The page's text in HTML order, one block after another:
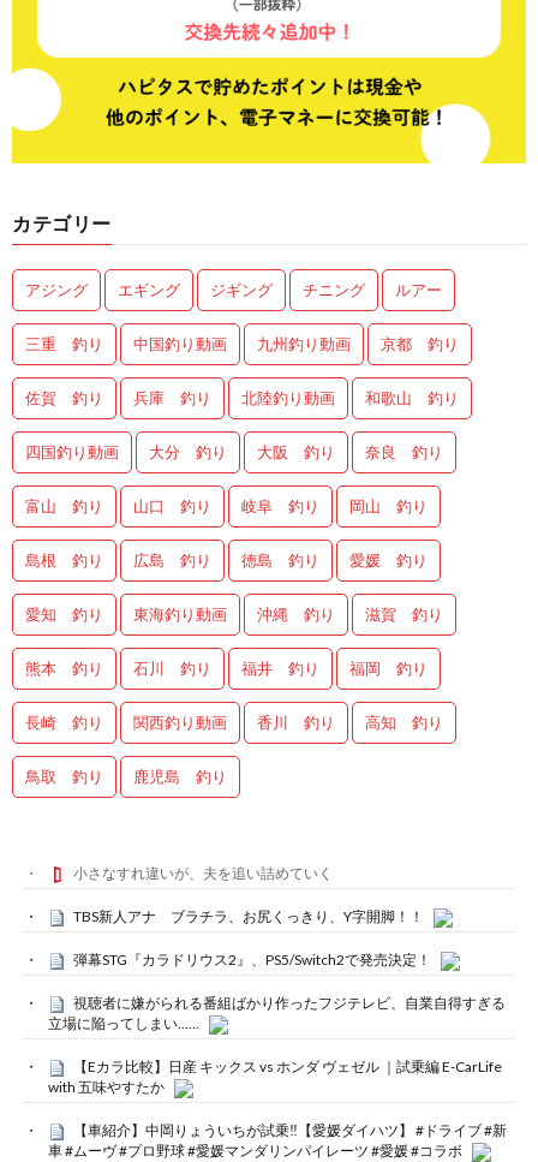
カテゴリー
アジング エギング ジギング チニング ルアー
三重 釣り 中国釣り動画 九州釣り動画 京都 釣り
佐賀 釣り 兵庫 釣り 北陸釣り動画 和歌山 釣り
四国釣り動画 大分 釣り 大阪 釣り 奈良 釣り
富山 釣り 山口 釣り 岐阜 釣り 岡山 釣り
島根 釣り 広島 釣り 徳島 釣り 愛媛 釣り
愛知 釣り 東海釣り動画 沖縄 釣り 滋賀 釣り
熊本 釣り 石川 釣り 福井 釣り 福岡 釣り
長崎 釣り 関西釣り動画 香川 釣り 高知 釣り
鳥取 釣り 鹿児島 釣り
小さなすれ違いが、夫を追い詰めていく
TBS新人アナ ブラチラ、お尻くっきり、Y字開脚！！
弾幕STG『カラドリウス2』、PS5/Switch2で発売決定！
視聴者に嫌がられる番組ばかり作ったフジテレビ、自業自得すぎる
立場に陥ってしまい……
【Eカラ比較】日産 キックス vs ホンダ ヴェゼル ｜試乗編 E-CarLife
with 五味やすたか
【車紹介】中岡りょういちが試乗‼️【愛媛ダイハツ】 #ドライブ #新
車 #ムーヴ #プロ野球 #愛媛マンダリンパイレーツ #愛媛 #コラボ